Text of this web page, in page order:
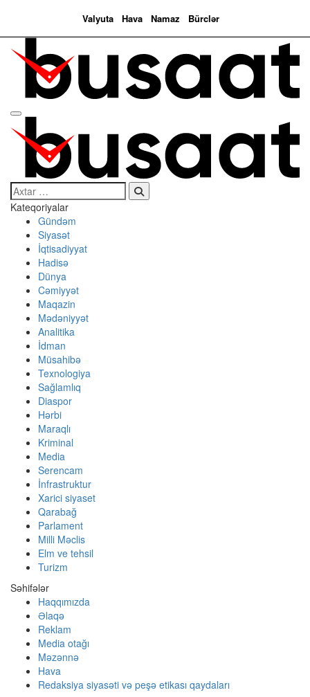
Valyuta Hava Namaz Bürclər
Search…
Kateqoriyalar
Gündəm
Siyasət
İqtisadiyyat
Hadisə
Dünya
Cəmiyyət
Maqazin
Mədəniyyət
Analitika
İdman
Müsahibə
Texnologiya
Sağlamlıq
Diaspor
Hərbi
Maraqlı
Kriminal
Media
Serencam
İnfrastruktur
Xarici siyaset
Qarabağ
Parlament
Milli Məclis
Elm ve tehsil
Turizm
Səhifələr
Haqqımızda
Əlaqə
Reklam
Media otağı
Məzənnə
Hava
Redaksiya siyasəti və peşə etikası qaydaları